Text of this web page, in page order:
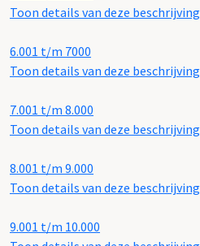
Toon details van deze beschrijving
6.001 t/m 7000
Toon details van deze beschrijving
7.001 t/m 8.000
Toon details van deze beschrijving
8.001 t/m 9.000
Toon details van deze beschrijving
9.001 t/m 10.000